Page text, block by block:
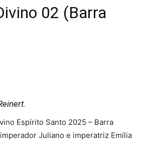
02 (Barra
Espírito Santo 2025 – Barra
Juliano e imperatriz Emília